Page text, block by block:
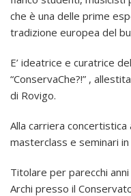
che è una delle prime
tradizione europea del
E’ ideatrice e curatrice
“ConservaChe?!” ,
di Rovigo.
Alla carriera
masterclass e seminari
Titolare per parecchi
Archi presso il